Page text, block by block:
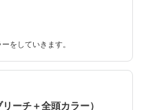
をしていきます。
ーチ＋全頭カラー）